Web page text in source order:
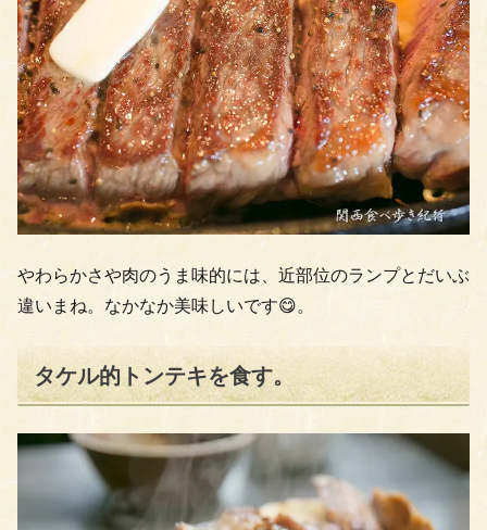
やわらかさや肉のうま味的には、近部位のランプとだいぶ
違いまね。なかなか美味しいです😋。
タケル的トンテキを食す。